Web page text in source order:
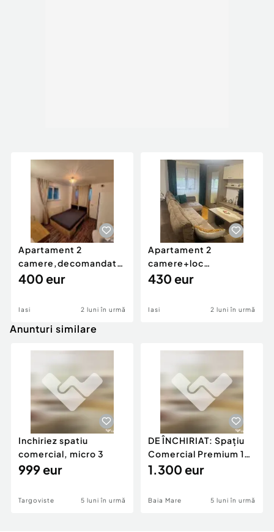
Apartament 2
camere,decomandat
zona Copou-Târgusor
400 eur
Iasi 2 luni în urmă
Apartament 2
camere+loc
parcare,Tatarasi în
430 eur
Iasi 2 luni în urmă
Anunturi similare
Inchiriez spatiu
comercial, micro 3
999 eur
Targoviste 5 luni în urmă
DE ÎNCHIRIAT: Spațiu
Comercial Premium 146
mp – Vizibili
1.300 eur
Baia Mare 5 luni în urmă